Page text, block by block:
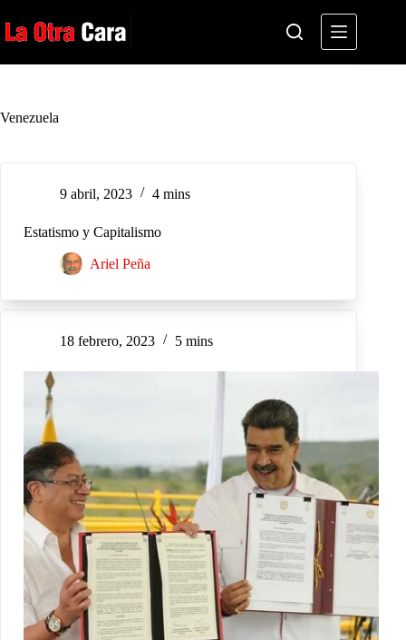
al
contenido
Venezuela
9 abril, 2023 4 mins
Estatismo y Capitalismo
Ariel Peña
18 febrero, 2023 5 mins